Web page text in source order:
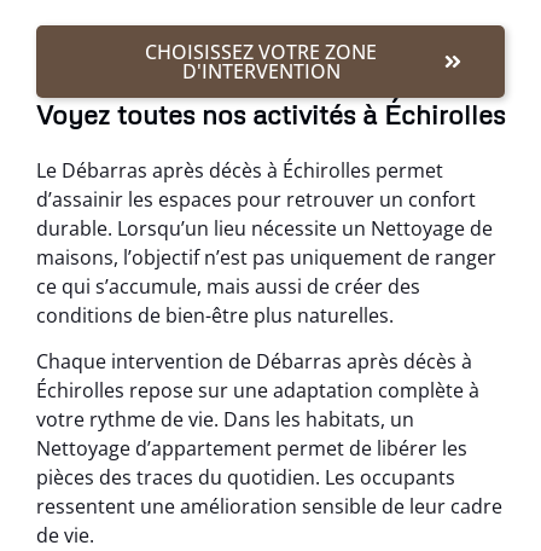
CHOISISSEZ VOTRE ZONE
D'INTERVENTION
Voyez toutes nos activités à Échirolles
Le Débarras après décès à Échirolles permet
d’assainir les espaces pour retrouver un confort
durable. Lorsqu’un lieu nécessite un Nettoyage de
maisons, l’objectif n’est pas uniquement de ranger
ce qui s’accumule, mais aussi de créer des
conditions de bien-être plus naturelles.
Chaque intervention de Débarras après décès à
Échirolles repose sur une adaptation complète à
votre rythme de vie. Dans les habitats, un
Nettoyage d’appartement permet de libérer les
pièces des traces du quotidien. Les occupants
ressentent une amélioration sensible de leur cadre
de vie.